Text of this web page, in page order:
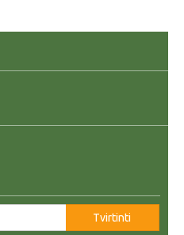
Tvirtinti